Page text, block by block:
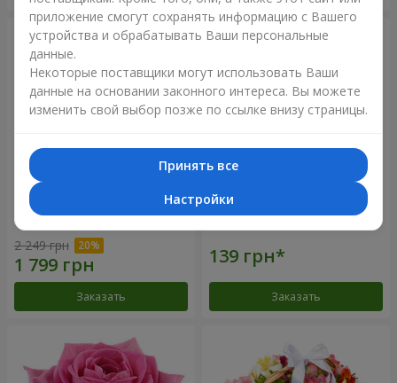
Букет из роз "Быть с тобой"
2 249 грн
Заказать
Роза красная (поштучно)
Заказать
приложение смогут сохранять информацию с Вашего
устройства и обрабатывать Ваши персональные
данные.
Некоторые поставщики могут использовать Ваши
данные на основании законного интереса. Вы можете
изменить свой выбор позже по ссылке внизу страницы.
Принять все
Настройки